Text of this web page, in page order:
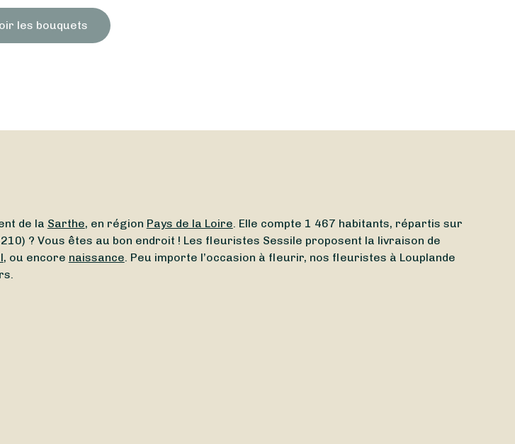
les bouquets
de la Sarthe, en région Pays de la Loire . Elle compte 1 467 habitants, répartis sur
? Vous êtes au bon endroit ! Les fleuristes Sessile proposent la livraison de
, ou encore naissance . Peu importe l’occasion à fleurir, nos fleuristes à Louplande
ouvert autour de vous. Que vous ayez besoin d’un